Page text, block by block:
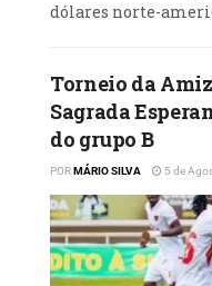
dólares norte-
Torneio da
Sagrada
do grupo B
PORMÁRIO SILVA 5 de